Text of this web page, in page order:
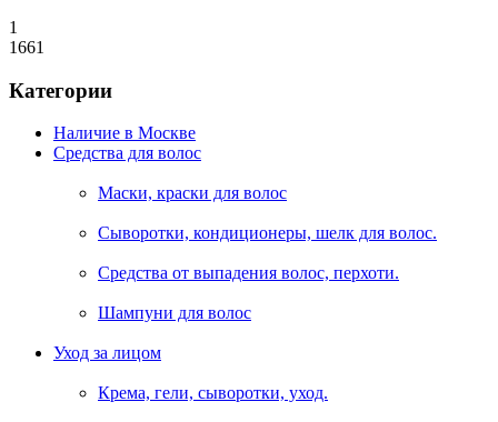
1
1661
Категории
Наличие в Москве
Средства для волос
Маски, краски для волос
Сыворотки, кондиционеры, шелк для волос.
Средства от выпадения волос, перхоти.
Шампуни для волос
Уход за лицом
Крема, гели, сыворотки, уход.